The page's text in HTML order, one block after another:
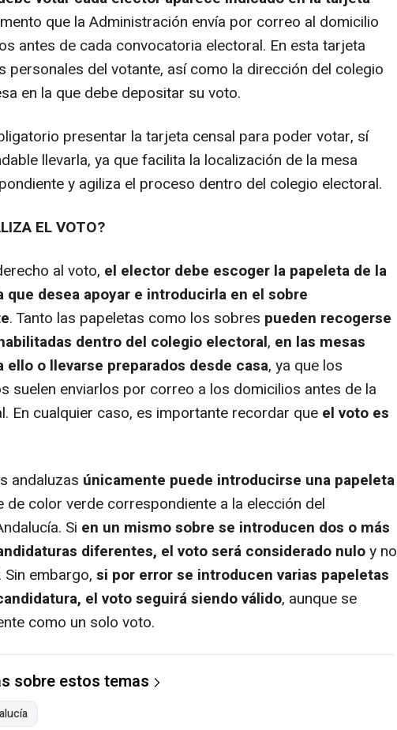
que la Administración envía por correo al domicilio
antes de cada convocatoria electoral. En esta tarjeta
personales del votante, así como la dirección del colegio
en la que debe depositar su voto.
presentar la tarjeta censal para poder votar, sí
llevarla, ya que facilita la localización de la mesa
y agiliza el proceso dentro del colegio electoral.
EL VOTO?
al voto, el elector debe escoger la papeleta de la
que desea apoyar e introducirla en el sobre
. Tanto las papeletas como los sobres pueden recogerse
dentro del colegio electoral, en las mesas
ello o llevarse preparados desde casa, ya que los
suelen enviarlos por correo a los domicilios antes de la
En cualquier caso, es importante recordar que el voto es
andaluzas únicamente puede introducirse una papeleta
de color verde correspondiente a la elección del
Si en un mismo sobre se introducen dos o más
diferentes, el voto será considerado nuloy no
embargo, si por error se introducen varias papeletas
el voto seguirá siendo válido, aunque se
como un solo voto.
sobre estos temas